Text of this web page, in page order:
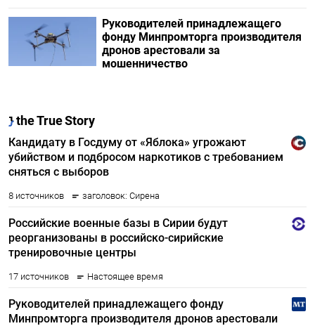
Руководителей принадлежащего
фонду Минпромторга производителя
дронов арестовали за
мошенничество